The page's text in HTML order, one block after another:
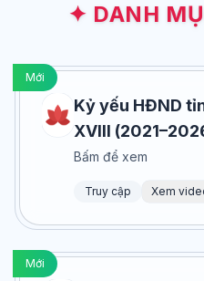
✦ DANH
Mới
Kỷ yếu HĐND
XVIII
Bấm để xem
Truy cập Xem
Mới